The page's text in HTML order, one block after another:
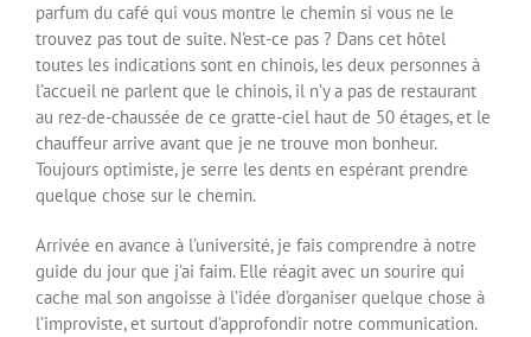
parfum du café qui vous montre le chemin si vous ne le
trouvez pas tout de suite. N’est-ce pas ? Dans cet hôtel
toutes les indications sont en chinois, les deux personnes à
l’accueil ne parlent que le chinois, il n’y a pas de restaurant
au rez-de-chaussée de ce gratte-ciel haut de 50 étages, et le
chauffeur arrive avant que je ne trouve mon bonheur.
Toujours optimiste, je serre les dents en espérant prendre
quelque chose sur le chemin.
Arrivée en avance à l’université, je fais comprendre à notre
guide du jour que j’ai faim. Elle réagit avec un sourire qui
cache mal son angoisse à l’idée d’organiser quelque chose à
l’improviste, et surtout d’approfondir notre communication.